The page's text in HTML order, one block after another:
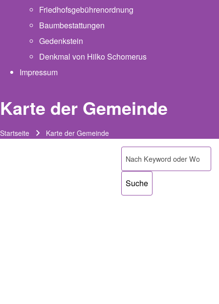
Friedhofsgebührenordnung
Baumbestattungen
Gedenkstein
Denkmal von Hilko Schomerus
Impressum
Karte der Gemeinde
Startseite Karte der Gemeinde
Suche